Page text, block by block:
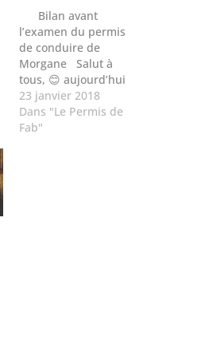
Bilan avant
l’examen du permis
de conduire de
Morgane Salut à
tous, 😊 aujourd’hui
je suis avec Morgane
qui va passer son
permis de conduire
23 janvier 2018
Dans "Le Permis de
Fab"